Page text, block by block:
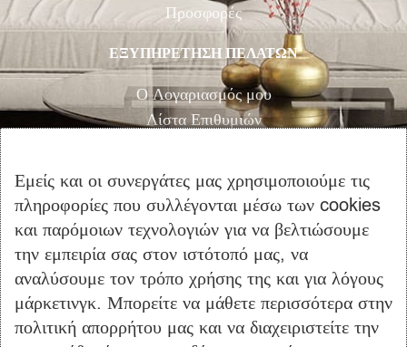
Προσφορές
ΕΞΥΠΗΡΕΤΗΣΗ ΠΕΛΑΤΩΝ
Ο Λογαριασμός μου
Λίστα Επιθυμιών
Καλάθι Αγορών
Επικοινωνία
ΠΛΗΡΟΦΟΡΙΕΣ
Όροι Χρήσης
Τρόποι Πληρωμής – Αποστολής
Προσωπικά Δεδομένα
Εμείς και οι συνεργάτες μας χρησιμοποιούμε τις
πληροφορίες που συλλέγονται μέσω των cookies
και παρόμοιων τεχνολογιών για να βελτιώσουμε
την εμπειρία σας στον ιστότοπό μας, να
αναλύσουμε τον τρόπο χρήσης της και για λόγους
μάρκετινγκ. Μπορείτε να μάθετε περισσότερα στην
πολιτική απορρήτου μας και να διαχειριστείτε την